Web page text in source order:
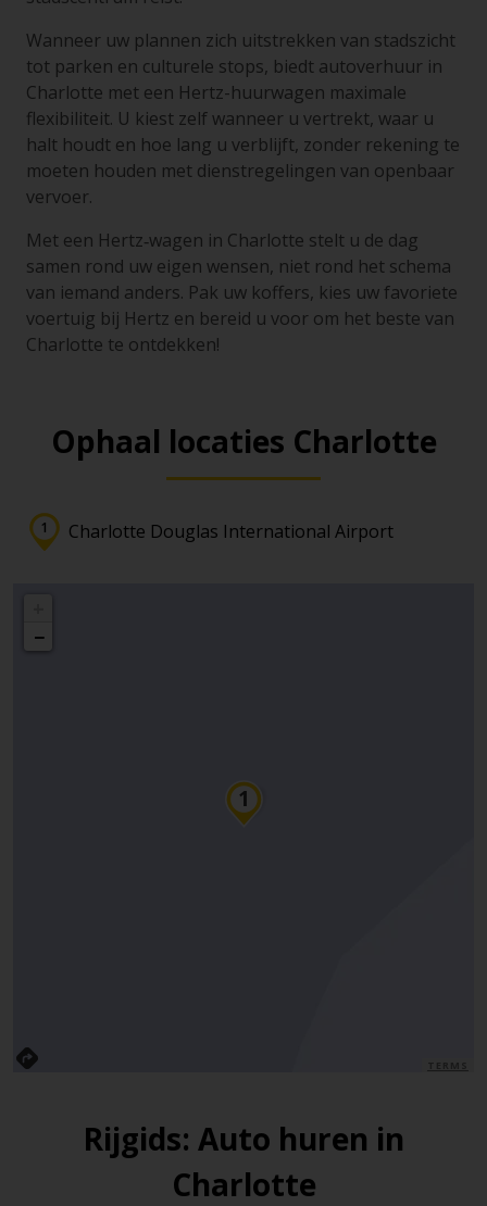
Wanneer uw plannen zich uitstrekken van stadszicht
tot parken en culturele stops, biedt autoverhuur in
Charlotte met een Hertz-huurwagen maximale
flexibiliteit. U kiest zelf wanneer u vertrekt, waar u
halt houdt en hoe lang u verblijft, zonder rekening te
moeten houden met dienstregelingen van openbaar
vervoer.
Met een Hertz‑wagen in Charlotte stelt u de dag
samen rond uw eigen wensen, niet rond het schema
van iemand anders. Pak uw koffers, kies uw favoriete
voertuig bij Hertz en bereid u voor om het beste van
Charlotte te ontdekken!
Ophaal locaties Charlotte
Charlotte Douglas International Airport
−
Rijgids: Auto huren in
Charlotte